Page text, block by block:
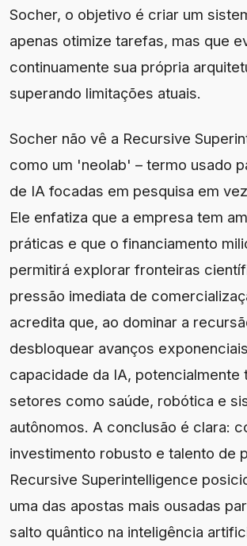
Socher, o objetivo é criar um
apenas otimize tarefas, mas que
continuamente sua própria
superando limitações atuais.
Socher não vê a Recursive
como um 'neolab' – termo usado
de IA focadas em pesquisa em
Ele enfatiza que a empresa tem
práticas e que o financiamento
permitirá explorar fronteiras
pressão imediata de
acredita que, ao dominar a
desbloquear avanços
capacidade da IA, potencialmente
setores como saúde, robótica e
autônomos. A conclusão é clara:
investimento robusto e talento de
Recursive Superintelligence
uma das apostas mais ousadas
salto quântico na inteligência